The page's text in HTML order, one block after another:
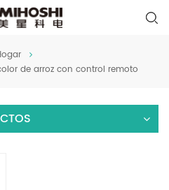
de arroz con control remoto